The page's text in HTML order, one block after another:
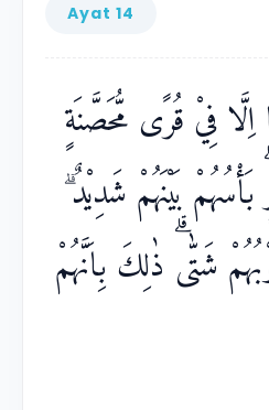
Ayat 14
اِلَّا فِيْ قُرًى مُّحَصَّنَةٍ
بَيْنَهُمْ شَدِيْدٌ
شَتّٰىۗ ذٰلِكَ بِاَنَّهُمْ